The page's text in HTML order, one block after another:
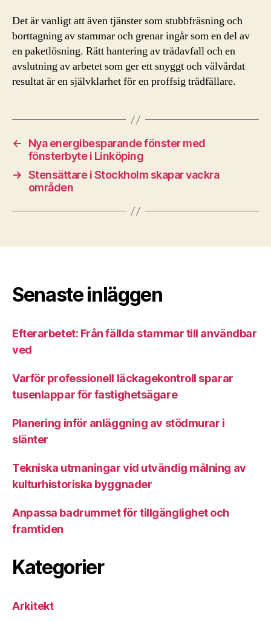
Det är vanligt att även tjänster som stubbfräsning och
borttagning av stammar och grenar ingår som en del av
en paketlösning. Rätt hantering av trädavfall och en
avslutning av arbetet som ger ett snyggt och välvårdat
resultat är en självklarhet för en proffsig trädfällare.
←
Nya energibesparande fönster med
fönsterbyte i Linköping
→ Stensättare i Stockholm skapar vackra
områden
Senaste inläggen
Efterarbetet: Från fällda stammar till användbar
ved
Varför professionell läckagekontroll sparar
tusenlappar för fastighetsägare
Planering inför anläggning av stödmurar i
slänter
Tekniska utmaningar vid utvändig målning av
kulturhistoriska byggnader
Anpassa badrummet för tillgänglighet och
framtiden
Kategorier
Arkitekt